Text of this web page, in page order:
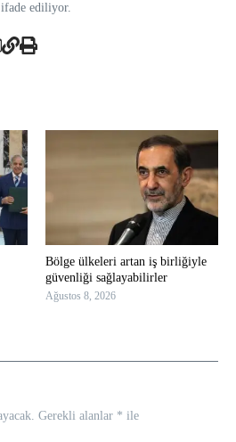
ediliyor.
Bölge ülkeleri artan iş birliğiyle
güvenliği sağlayabilirler
Ağustos 8, 2026
Gerekli alanlar * ile